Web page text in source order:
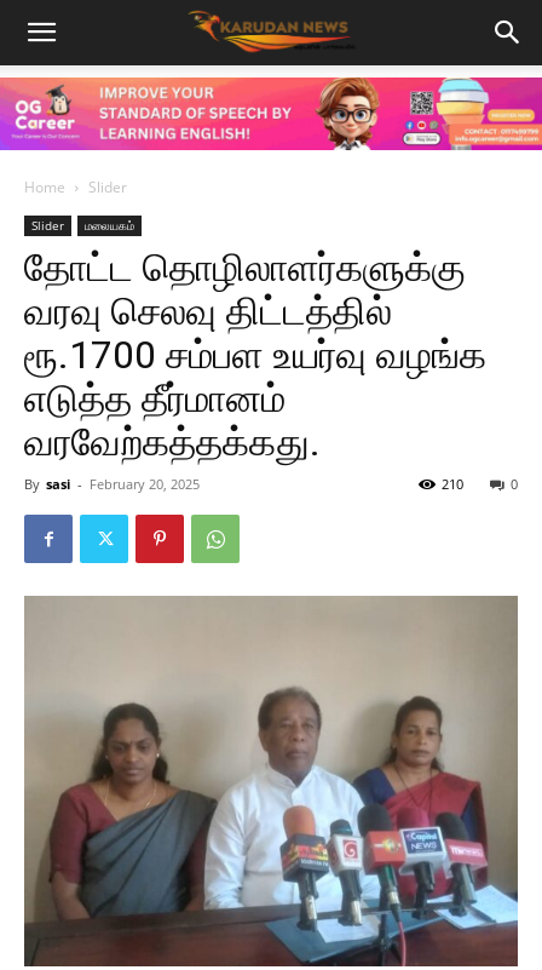
Home Slider
Slider மலையகம்
தோட்ட தொழிலாளர்களுக்கு
வரவு செலவு திட்டத்தில்
ரூ.1700 சம்பள உயர்வு வழங்க
எடுத்த தீர்மானம்
வரவேற்கத்தக்கது.
By sasi - February 20, 2025 0
210